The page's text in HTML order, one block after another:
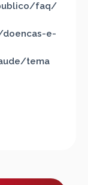
faq/
e-
tema